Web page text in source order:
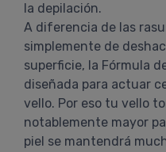
la depilación.
A diferencia de las
simplemente de
superficie, la Fórmula
diseñada para actuar
vello. Por eso tu vello
notablemente mayor
piel se mantendrá